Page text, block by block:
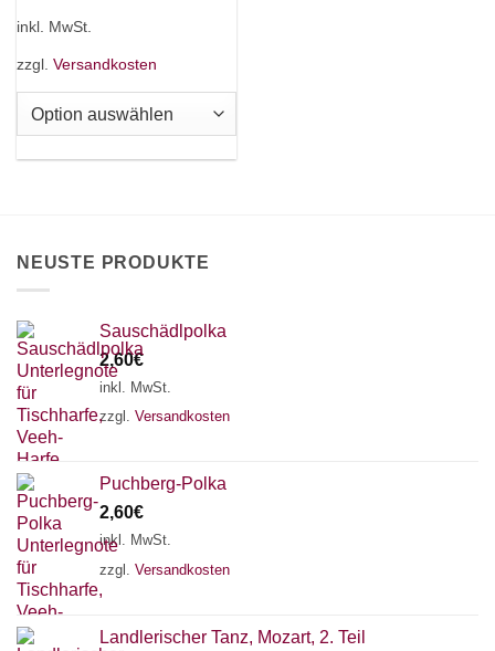
mehrere
auf.
gewählt
werden
inkl. MwSt.
zzgl. Versandkosten
NEUSTE PRODUKTE
Sauschädlpolka
2,60€
inkl. MwSt.
zzgl. Versandkosten
Puchberg-Polka
2,60€
inkl. MwSt.
zzgl. Versandkosten
Landlerischer Tanz, Mozart, 2. Teil
Chat Support